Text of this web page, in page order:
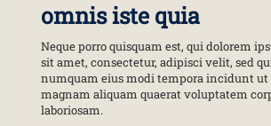
omnis iste quia
Neque porro quisquam est, qui dolorem
sit amet, consectetur, adipisci velit, sed
numquam eius modi tempora incidunt ut
magnam aliquam quaerat voluptatem
laboriosam.